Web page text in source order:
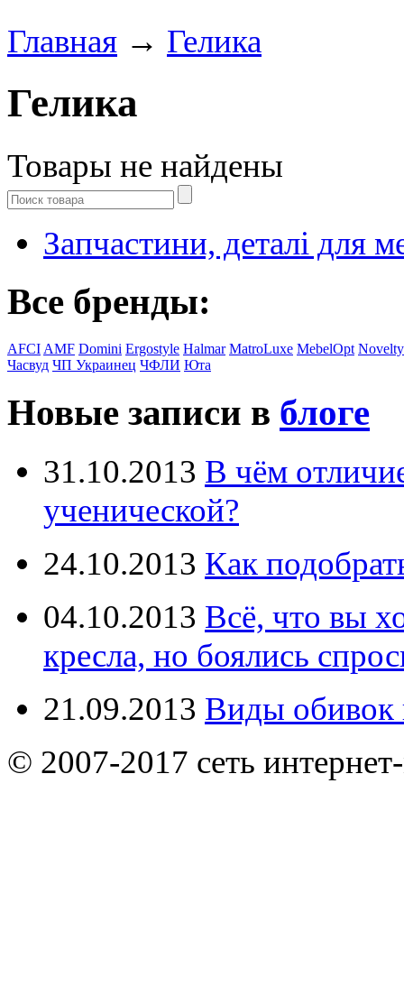
Главная → Гелика
Гелика
Товары не найдены
Запчастини, деталі для
Все бренды:
AFCI AMF Domini Ergostyle Halmar MatroLuxe MebelOpt Novelty
Часвуд ЧП Украинец ЧФЛИ Юта
Новые записи в блоге
31.10.2013 В чём
ученической?
24.10.2013 Как
04.10.2013 Всё, что вы
кресла, но боялись
21.09.2013 Виды обивок
© 2007-2017 сеть